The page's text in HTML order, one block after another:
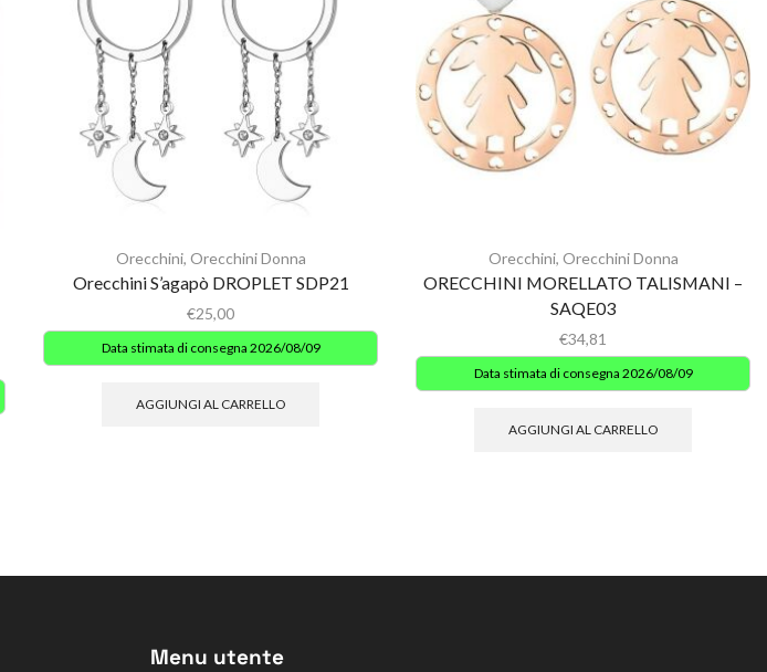
Orecchini, Orecchini Donna
Orecchini S’agapò DROPLET SDP21
€25,00
Data stimata di consegna 2026/08/09
AGGIUNGI AL CARRELLO
Orecchini, Orecchini Donna
ORECCHINI MORELLATO TALISMANI –
SAQE03
€34,81
Data stimata di consegna 2026/08/09
AGGIUNGI AL CARRELLO
Menu utente